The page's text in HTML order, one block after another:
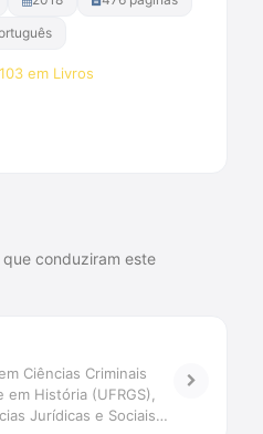
em Livros
conduziram este
Ciências Criminais
em História (UFRGS),
Jurídicas e Sociais